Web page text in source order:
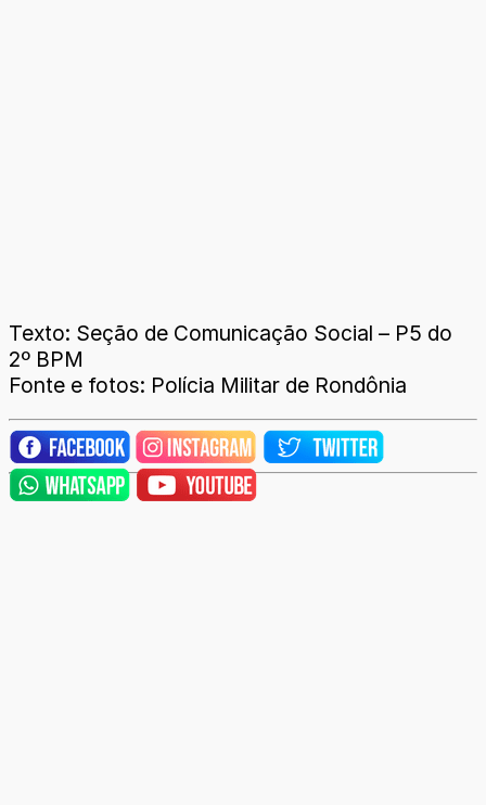
Texto: Seção de Comunicação Social – P5 do
2º BPM
Fonte e fotos: Polícia Militar de Rondônia